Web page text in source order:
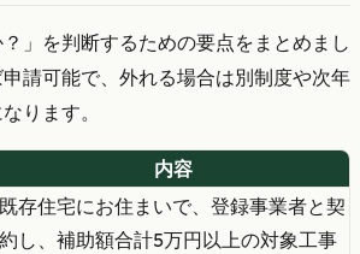
？」を判断するための要点をまとめまし
請可能で、外れる場合は別制度や次年
ります。
内容
既存住宅にお住まいで、登録事業者と契
約し、補助額合計5万円以上の対象工事